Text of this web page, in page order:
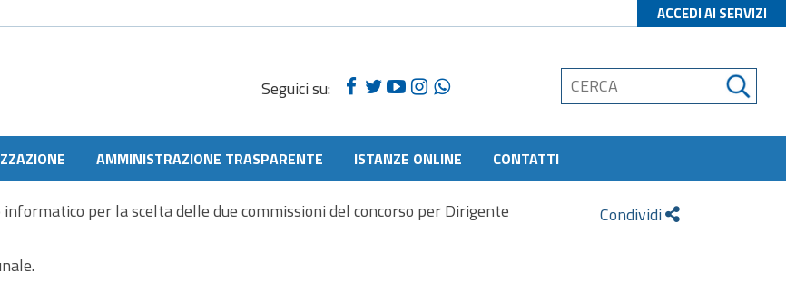
ACCEDI AI SERVIZI
Seguici su:
AMMINISTRAZIONE TRASPARENTE ISTANZE ONLINE CONTATTI
per la scelta delle due commissioni del concorso per Dirigente Condividi